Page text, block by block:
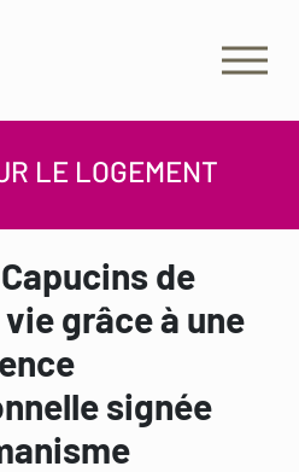
LE LOGEMENT
de
grâce à une
signée